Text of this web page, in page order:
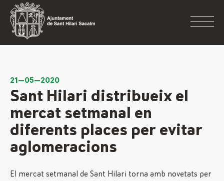
21—05—2020
Sant Hilari distribueix el
mercat setmanal en
diferents places per evitar
aglomeracions
El mercat setmanal de Sant Hilari torna amb novetats per